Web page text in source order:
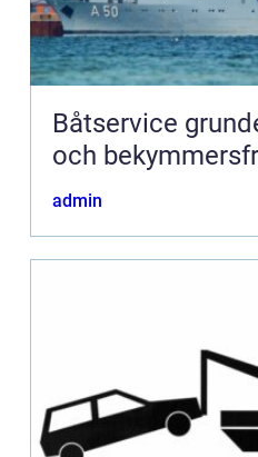
Båtservice grunden för tryggt
och
admin